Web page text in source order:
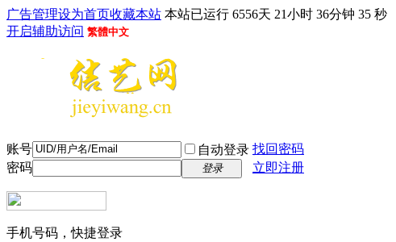
广告管理设为首页收藏本站 本站已运行 6556天 21小时 36分钟 35 秒
开启辅助访问 繁體中文
账号 自动登录 找回密码
密码
登录 立即注册
手机号码，快捷登录